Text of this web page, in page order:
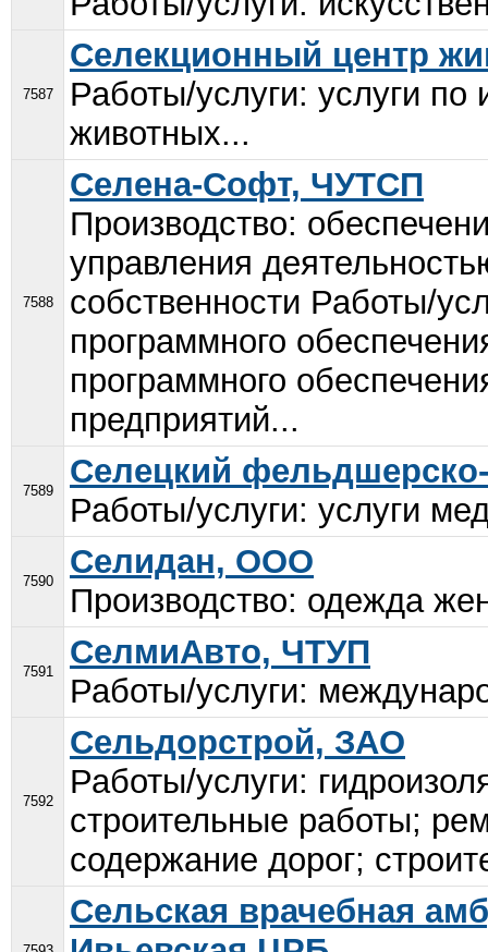
7587
Селекционный центр
Работы/услуги: услуги
животных...
7588
Селена-Софт, ЧУТСП
Производство:
управления
собственности Работы/
программного
программного
предприятий...
7589
Селецкий
Работы/услуги: услуги
7590
Селидан, ООО
Производство: одежда
7591
СелмиАвто, ЧТУП
Работы/услуги:
7592
Сельдорстрой, ЗАО
Работы/услуги:
строительные работы;
содержание дорог;
Сельская врачебная